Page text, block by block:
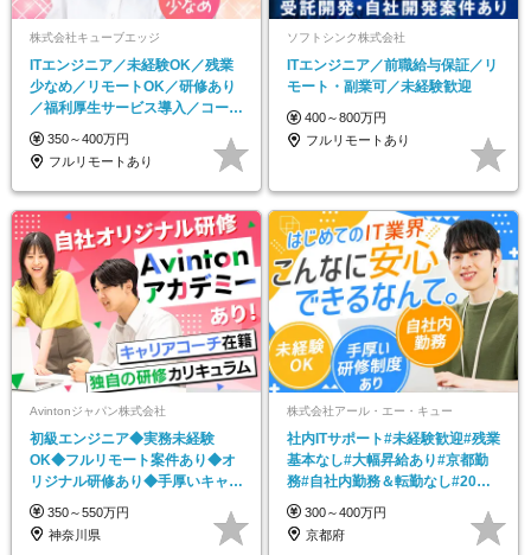
株式会社キューブエッジ
ITエンジニア／未経験OK／残業
少なめ／リモートOK／研修あり
／福利厚生サービス導入／コーヒ
ーマシン完備
350～400万円
フルリモートあり
ソフトシンク株式会社
ITエンジニア／前職給与保証／リ
モート・副業可／未経験歓迎
400～800万円
フルリモートあり
Avintonジャパン株式会社
初級エンジニア◆実務未経験
OK◆フルリモート案件あり◆オ
リジナル研修あり◆手厚いキャリ
アサポート◆住宅手当あり
350～550万円
神奈川県
株式会社アール・エー・キュー
社内ITサポート#未経験歓迎#残業
基本なし#大幅昇給あり#京都勤
務#自社内勤務＆転勤なし#20代
～30代活躍
300～400万円
京都府